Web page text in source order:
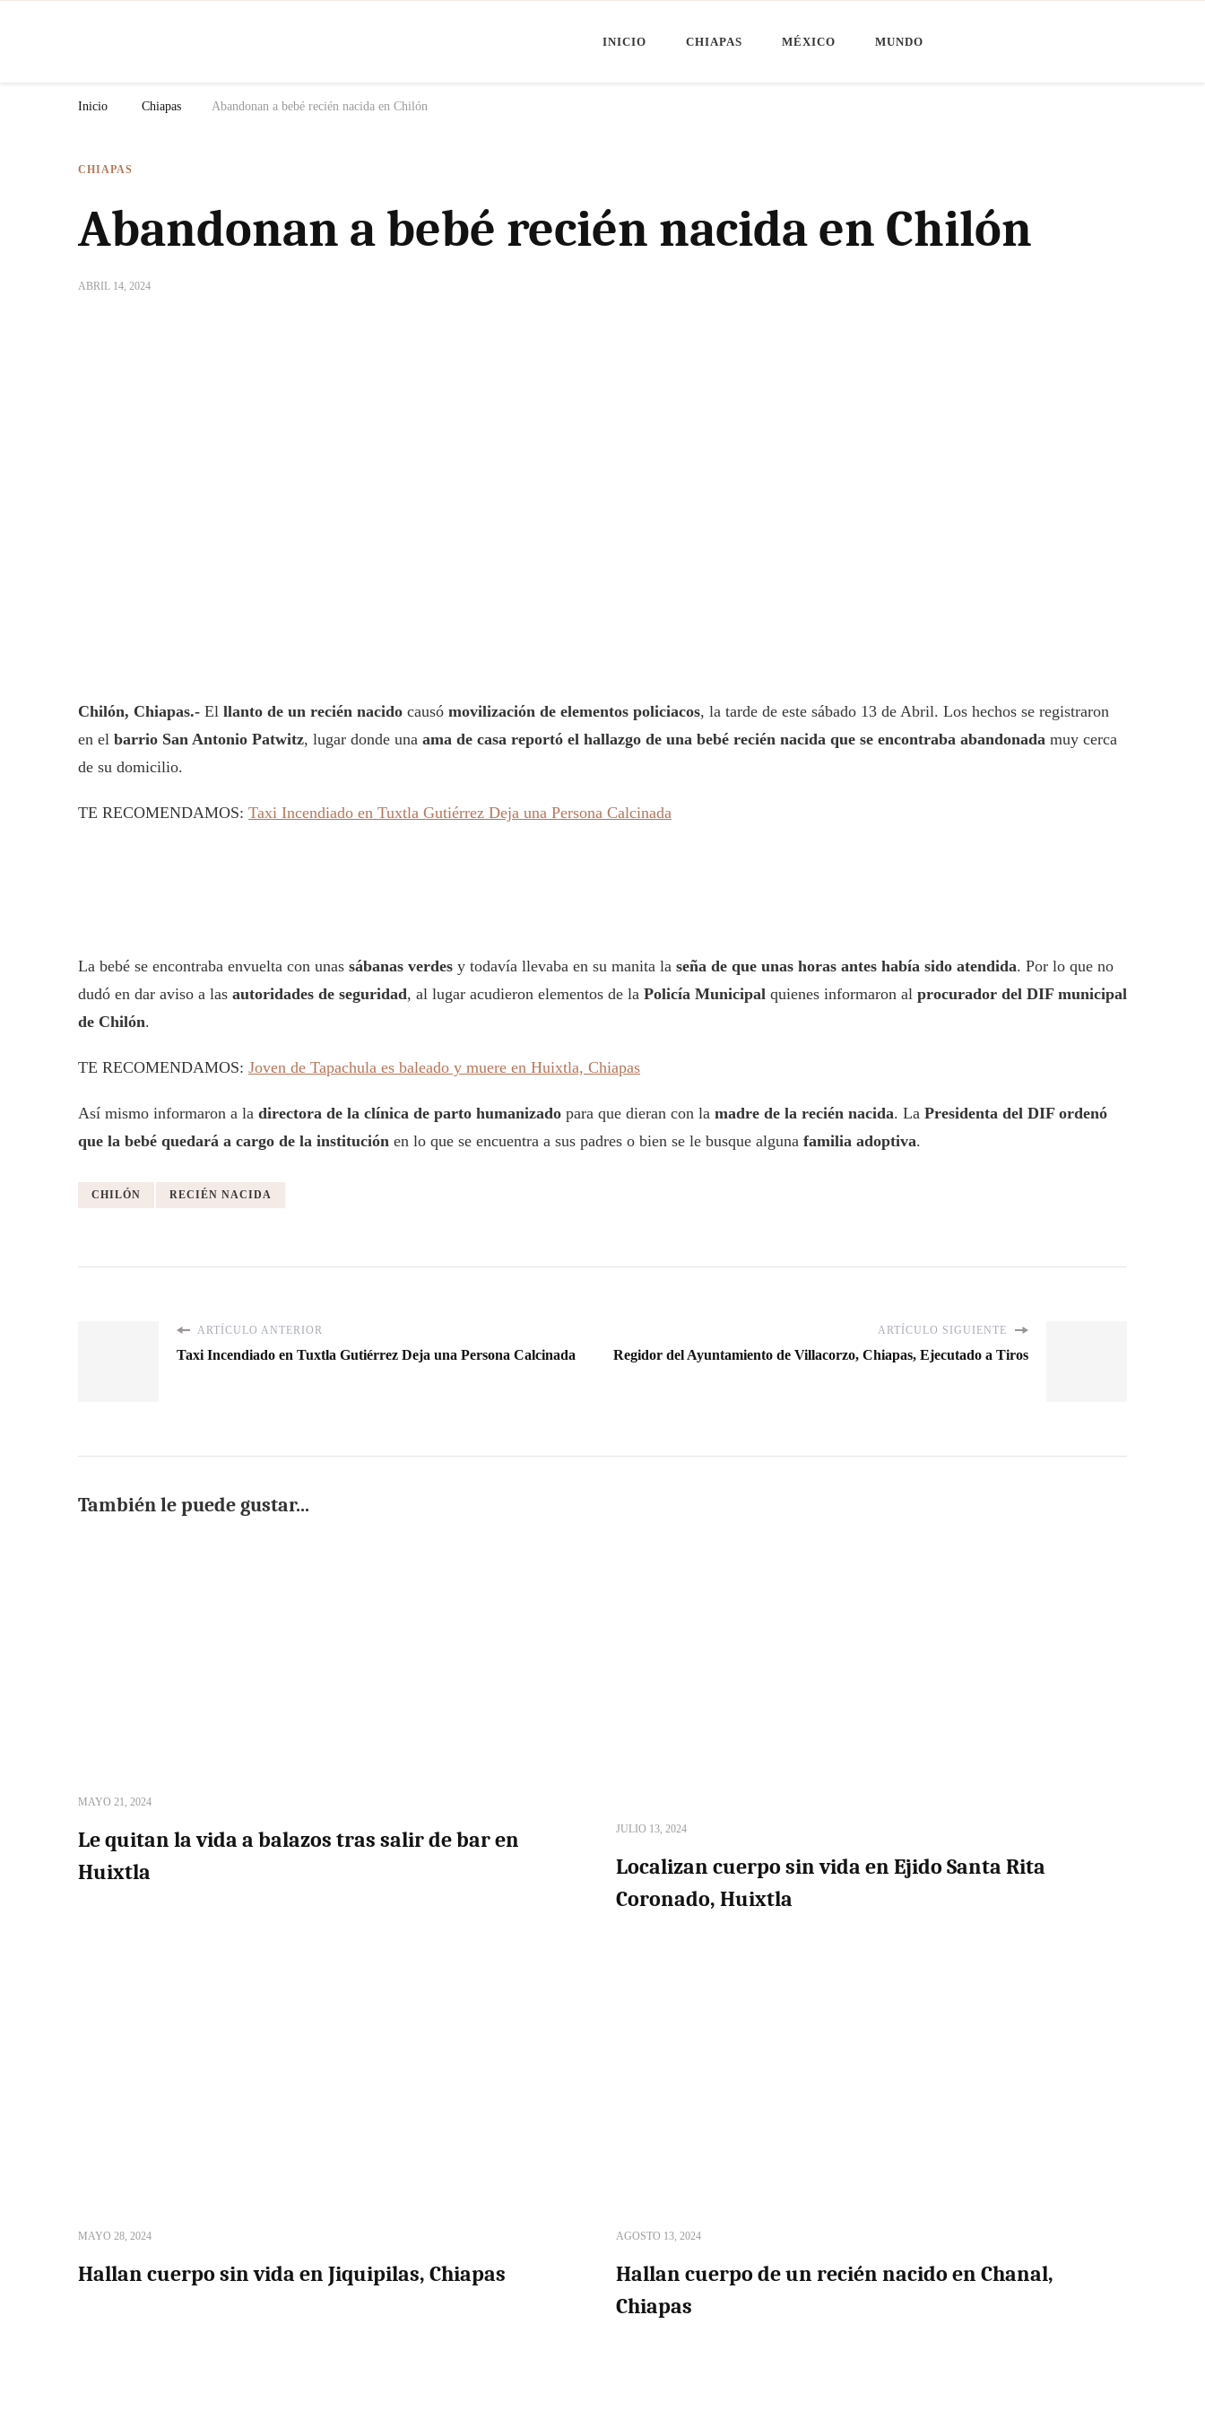
INICIO CHIAPAS MÉXICO MUNDO
Inicio Chiapas Abandonan a bebé recién nacida en Chilón
CHIAPAS
Abandonan a bebé recién nacida en Chilón
ABRIL 14, 2024
Chilón, Chiapas.- El llanto de un recién nacido causó movilización de elementos policiacos, la tarde de este sábado 13 de Abril. Los hechos se registraron
en el barrio San Antonio Patwitz, lugar donde una ama de casa reportó el hallazgo de una bebé recién nacida que se encontraba abandonada muy cerca
de su domicilio.
TE RECOMENDAMOS: Taxi Incendiado en Tuxtla Gutiérrez Deja una Persona Calcinada
La bebé se encontraba envuelta con unas sábanas verdes y todavía llevaba en su manita la seña de que unas horas antes había sido atendida. Por lo que no
dudó en dar aviso a las autoridades de seguridad, al lugar acudieron elementos de la Policía Municipal quienes informaron al procurador del DIF municipal
de Chilón.
TE RECOMENDAMOS: Joven de Tapachula es baleado y muere en Huixtla, Chiapas
Así mismo informaron a la directora de la clínica de parto humanizado para que dieran con la madre de la recién nacida. La Presidenta del DIF ordenó
que la bebé quedará a cargo de la institución en lo que se encuentra a sus padres o bien se le busque alguna familia adoptiva.
CHILÓN RECIÉN NACIDA
ARTÍCULO ANTERIOR
Taxi Incendiado en Tuxtla Gutiérrez Deja una Persona Calcinada
ARTÍCULO SIGUIENTE
Regidor del Ayuntamiento de Villacorzo, Chiapas, Ejecutado a Tiros
También le puede gustar...
MAYO 21, 2024
Le quitan la vida a balazos tras salir de bar en
Huixtla
JULIO 13, 2024
Localizan cuerpo sin vida en Ejido Santa Rita
Coronado, Huixtla
MAYO 28, 2024
Hallan cuerpo sin vida en Jiquipilas, Chiapas
AGOSTO 13, 2024
Hallan cuerpo de un recién nacido en Chanal,
Chiapas